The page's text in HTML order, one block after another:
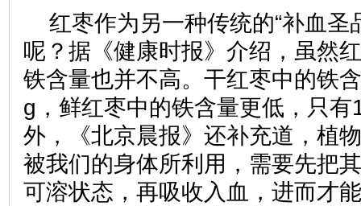
红枣作为另一种传统的“补血圣
呢？据《健康时报》介绍，虽然
铁含量也并不高。干红枣中的铁
g，鲜红枣中的铁含量更低，只
外，《北京晨报》还补充道，植
被我们的身体所利用，需要先把
可溶状态，再吸收入血，进而才